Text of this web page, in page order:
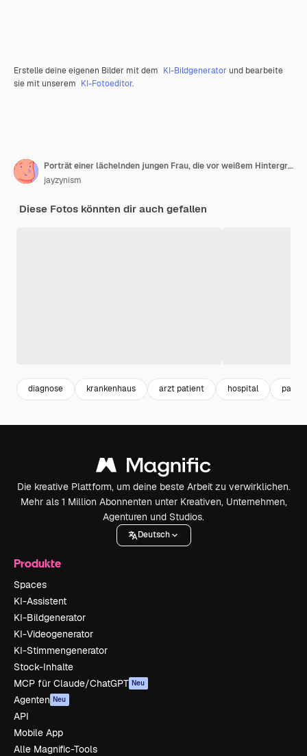
Erstelle deine eigenen Bilder mit dem KI-Bildgenerator und bearbeite
sie mit unserem KI-Fotoeditor.
Porträt einer lächelnden jungen Frau, die vor weißem Hintergrund steht
jayzynism
Diese Fotos könnten dir auch gefallen
diagnose krankenhaus arzt patient hospital
Die kreative Plattform, um deine beste Arbeit zu verwirklichen.
Mehr als 1 Million Abonnenten unter Kreativen, Unternehmen,
Agenturen und Studios.
Deutsch
Produkte
Spaces
KI-Assistent
KI-Bildgenerator
KI-Videogenerator
KI-Stimmengenerator
Stock-Inhalte
MCP für Claude/ChatGPT Neu
Agenten Neu
API
Mobile App
Alle Magnific-Tools